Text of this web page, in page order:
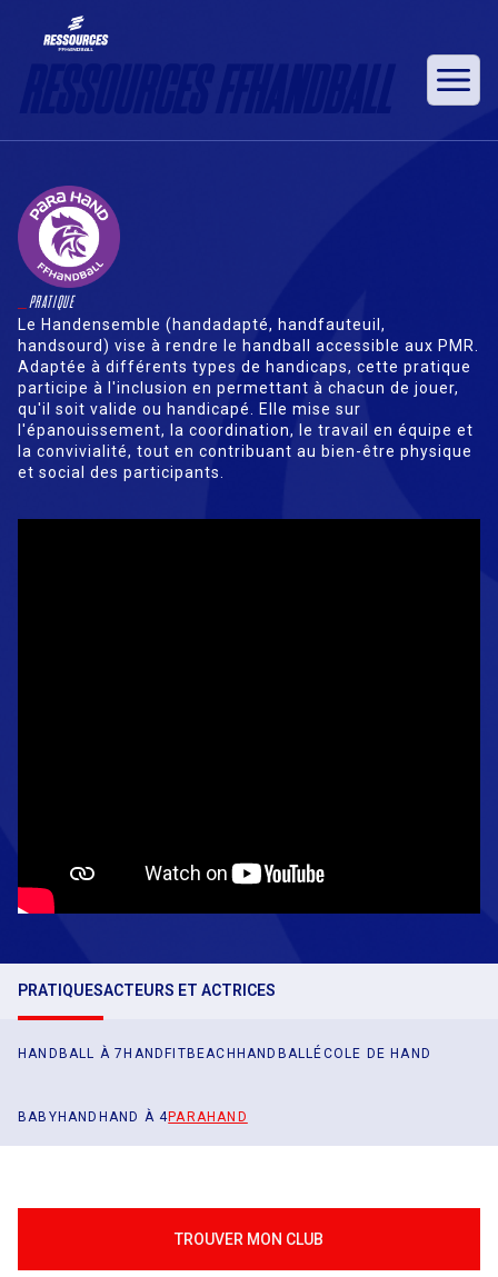
PRATIQUE
Le Handensemble (handadapté, handfauteuil,
handsourd) vise à rendre le handball accessible aux PMR.
Adaptée à différents types de handicaps, cette pratique
participe à l'inclusion en permettant à chacun de jouer,
qu'il soit valide ou handicapé. Elle mise sur
l'épanouissement, la coordination, le travail en équipe et
la convivialité, tout en contribuant au bien-être physique
et social des participants.
PRATIQUESACTEURS ET ACTRICES
HANDBALL À 7 HANDFIT BEACHHANDBALL ÉCOLE DE HAND
BABYHAND HAND À 4PARAHAND
TROUVER MON CLUB